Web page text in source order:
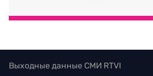
Выходные данные СМИ RTVI